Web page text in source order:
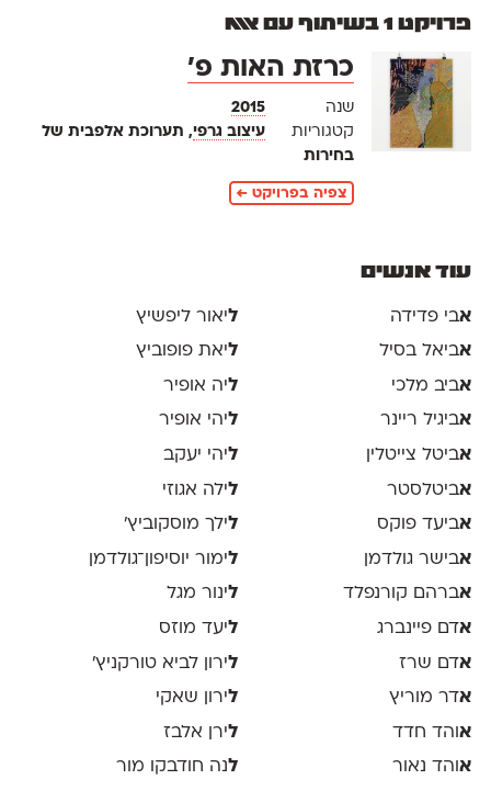
פרויקט 1 בשיתוף עם אאא
כרזת האות פ׳
שנה
2015
קטגוריות
עיצוב גרפי, תערוכת אלפבית של
בחירות
צפיה בפרויקט ←
עוד אנשים
אבי פדידה
אביאל בסיל
אביב מלכי
אביגיל ריינר
אביטל צייטלין
אביטלסטר
אביעד פוקס
אבישר גולדמן
אברהם קורנפלד
אדם פיינברג
אדם שרז
אדר מוריץ
אוהד חדד
אוהד נאור
ליאור ליפשיץ
ליאת פופוביץ
ליה אופיר
ליהי אופיר
ליהי יעקב
לילה אגוזי
לילך מוסקוביץ'
לימור יוסיפון־גולדמן
לינור מגל
ליעד מוזס
לירון לביא טורקניץ׳
לירון שאקי
לירן אלבז
לנה חודבקו מור